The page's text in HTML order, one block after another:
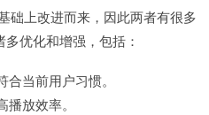
上改进而来，因此两者有很多
优化和增强，包括：
当前用户习惯。
放效率。